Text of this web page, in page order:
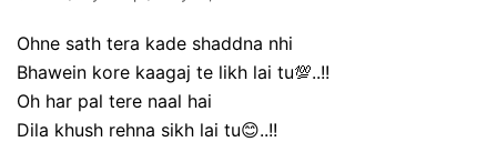
Ohne sath tera kade shaddna nhi
Bhawein kore kaagaj te likh lai tu💯..!!
Oh har pal tere naal hai
Dila khush rehna sikh lai tu😊..!!